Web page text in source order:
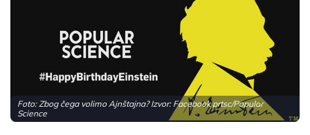
Foto: Zbog čega volimo Ajnštajna? Izvor: Facebook prtsc/Popular
Science